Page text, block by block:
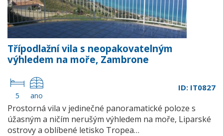
Třípodlažní vila s neopakovatelným
výhledem na moře, Zambrone
5 ano
ID: IT0827
Prostorná vila v jedinečné panoramatické poloze s
úžasným a ničím nerušým výhledem na moře, Liparské
ostrovy a oblíbené letisko Tropea…